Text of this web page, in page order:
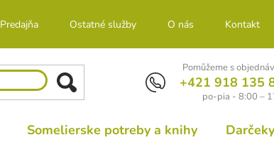
Predajňa Ostatné služby O nás Kontakt
Pomůžeme s
+421 918 135
po-pia - 8:00 –
Somelierske potreby a knihy